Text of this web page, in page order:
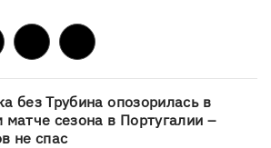
без Трубина опозорилась в
матче сезона в Португалии –
не спас